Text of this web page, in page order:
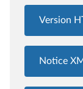
Version
Notice